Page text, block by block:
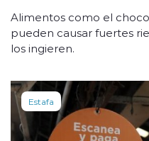
Alimentos como el
pueden causar fuertes
los ingieren.
Estafa